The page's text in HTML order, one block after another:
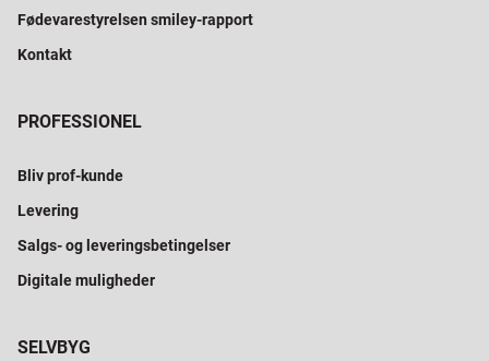
Fødevarestyrelsen smiley-rapport
Kontakt
PROFESSIONEL
Bliv prof-kunde
Levering
Salgs- og leveringsbetingelser
Digitale muligheder
SELVBYG